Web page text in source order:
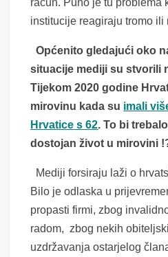
račun. Puno je tu problema
institucije reagiraju tromo ili
Općenito gledajući oko
situacije mediji su stvorili
Tijekom 2020 godine
mirovinu kada su imali
Hrvatice s 62. To bi
dostojan život u mirovini
Mediji forsiraju laži o
Bilo je odlaska u
propasti firmi, zbog
radom, zbog nekih
uzdržavanja ostarjelog